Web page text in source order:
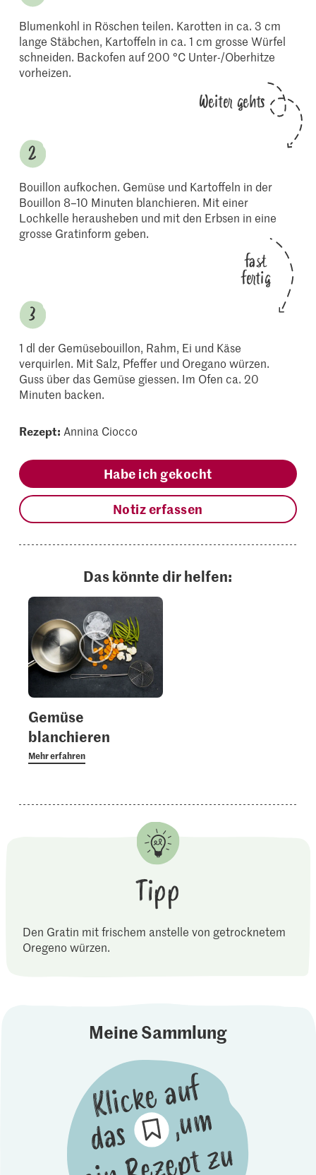
Blumenkohl in Röschen teilen. Karotten in ca. 3 cm
lange Stäbchen, Kartoffeln in ca. 1 cm grosse Würfel
schneiden. Backofen auf 200 °C Unter-/Oberhitze
vorheizen.
Weiter gehts
Bouillon aufkochen. Gemüse und Kartoffeln in der
Bouillon 8–10 Minuten blanchieren. Mit einer
Lochkelle herausheben und mit den Erbsen in eine
grosse Gratinform geben.
fast
fertig
1 dl der Gemüsebouillon, Rahm, Ei und Käse
verquirlen. Mit Salz, Pfeffer und Oregano würzen.
Guss über das Gemüse giessen. Im Ofen ca. 20
Minuten backen.
Rezept: Annina Ciocco
Habe ich gekocht
Notiz erfassen
Das könnte dir helfen:
Gemüse
blanchieren
Mehr erfahren
Tipp
Den Gratin mit frischem anstelle von getrocknetem
Oregeno würzen.
Meine Sammlung